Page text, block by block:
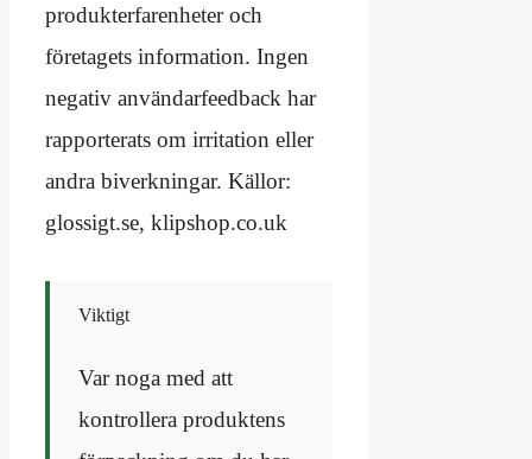
produkterfarenheter och
företagets information. Ingen
negativ användarfeedback har
rapporterats om irritation eller
andra biverkningar. Källor:
glossigt.se, klipshop.co.uk
Viktigt
Var noga med att
kontrollera produktens